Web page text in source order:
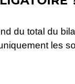
du total du
les